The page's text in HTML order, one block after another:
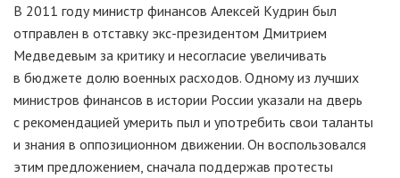
В 2011 году министр финансов Алексей Кудрин был
отправлен в отставку экс-президентом Дмитрием
Медведевым за критику и несогласие увеличивать
в бюджете долю военных расходов. Одному из лучших
министров финансов в истории России указали на дверь
с рекомендацией умерить пыл и употребить свои таланты
и знания в оппозиционном движении. Он воспользовался
этим предложением, сначала поддержав протесты